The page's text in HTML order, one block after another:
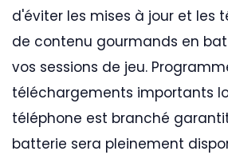
d'éviter les mises à jour et les
de contenu gourmands en
vos sessions de jeu.
téléchargements importants
téléphone est branché
batterie sera pleinement